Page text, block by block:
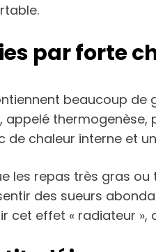
par forte
beaucoup
chaleur interne et
les repas très gras
des sueurs
effet « radiateur »,